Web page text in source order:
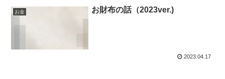
お金 お財布の話（2023ver.)
2023.04.17